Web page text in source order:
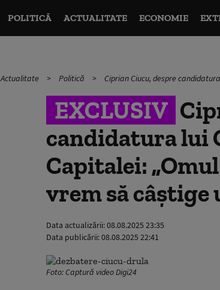
POLITICĂ ACTUALITATE ECONOMIE
Actualitate Politică Ciprian Ciucu, despre
EXCLUSIV
candidatura lui
Capitalei:
vrem să câștige
Data actualizării:08.08.2025 23:35
Data publicării:08.08.2025 22:41
Foto: Captură video Digi24